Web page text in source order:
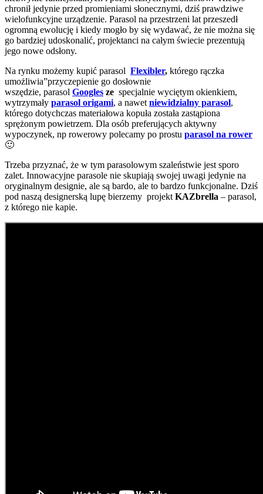
chronił jedynie przed promieniami słonecznymi, dziś prawdziwe
wielofunkcyjne urządzenie. Parasol na przestrzeni lat przeszedł
ogromną ewolucję i kiedy mogło by się wydawać, że nie można się
go bardziej udoskonalić, projektanci na całym świecie prezentują
jego nowe odsłony.
Na rynku możemy kupić parasol Flexibler, którego rączka
umożliwia”przyczepienie go dosłownie
wszędzie, parasol Googles ze specjalnie wyciętym okienkiem,
wytrzymały parasol origami, a nawet niewidzialny parasol,
którego dotychczas materiałowa kopuła została zastąpiona
sprężonym powietrzem. Dla osób preferujących aktywny
wypoczynek, np rowerowy polecamy po prostu parasol na rower
🙂
Trzeba przyznać, że w tym parasolowym szaleństwie jest sporo
zalet. Innowacyjne parasole nie skupiają swojej uwagi jedynie na
oryginalnym designie, ale są bardo, ale to bardzo funkcjonalne. Dziś
pod naszą designerską lupę bierzemy projekt KAZbrella – parasol,
z którego nie kapie.